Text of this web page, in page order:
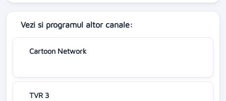
Vezi si programul altor canale:
Cartoon Network
TVR 3